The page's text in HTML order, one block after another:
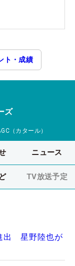
ト・成績
ズ
（カタール）
ニュース
TV放送予定
出 星野陸也が